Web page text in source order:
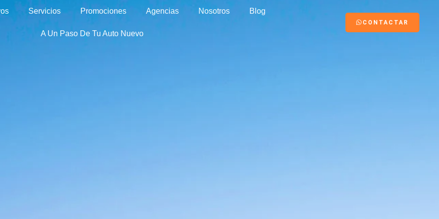
Servicios Promociones Agencias Nosotros Blog
A Un Paso De Tu Auto Nuevo
CONTACTAR